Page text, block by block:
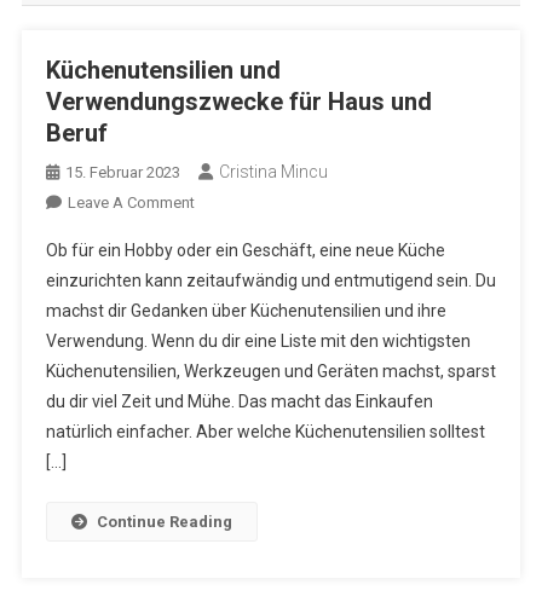
Küchenutensilien und
Verwendungszwecke für Haus und
Beruf
15. Februar 2023 Cristina Mincu
Leave A CommentOn
Und
Verwendungszwecke
Für
Haus
Und
Beruf
Ob für ein Hobby oder ein Geschäft, eine neue Küche
einzurichten kann zeitaufwändig und entmutigend sein. Du
machst dir Gedanken über Küchenutensilien und ihre
Verwendung. Wenn du dir eine Liste mit den wichtigsten
Küchenutensilien, Werkzeugen und Geräten machst, sparst
du dir viel Zeit und Mühe. Das macht das Einkaufen
natürlich einfacher. Aber welche Küchenutensilien solltest
[…]
Continue Reading